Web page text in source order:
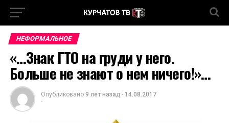
НЕФОРМАЛЬНОЕ
«…Знак ГТО на груди у него.
Больше не знают о нем ничего!»…
Опубликовано 9 лет назад - 14.08.2017
-